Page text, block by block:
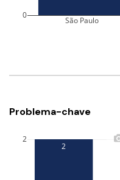
São Paulo
0
Problema-chave
2
2